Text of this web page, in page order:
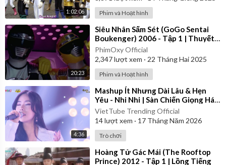
1:02:06 Phim và Hoạt hình
20:23
⁣Siêu Nhân Sấm Sét (GoGo Sentai
Boukenger) 2006 - Tập 1 | Thuyết
Minh
PhimOxy Official
2,347lượt xem · 22 Tháng Hai 2025
Phim và Hoạt hình
4:36
⁣Mashup Ít Nhưng Dài Lâu & Hẹn
Yêu - Nhi Nhi | Sàn Chiến Giọng Hát
- Tập 8
VietTube Trending Official
14lượt xem · 17 Tháng Năm 2026
Trò chơi
⁣Hoàng Tử Gác Mái (The Rooftop
Prince) 2012 - Tập 1 | Lồng Tiếng